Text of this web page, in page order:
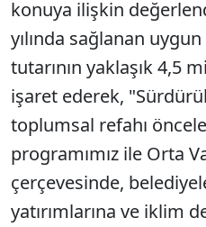
konuya ilişkin
yılında sağlanan
tutarının yaklaşık 4,5
işaret ederek,
toplumsal refahı
programımız ile Orta
çerçevesinde,
yatırımlarına ve iklim